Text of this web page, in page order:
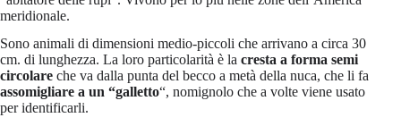
meridionale.
Sono animali di dimensioni medio-piccoli che arrivano a circa 30
cm. di lunghezza. La loro particolarità è la cresta a forma semi
circolare che va dalla punta del becco a metà della nuca, che li fa
assomigliare a un “galletto“, nomignolo che a volte viene usato
per identificarli.